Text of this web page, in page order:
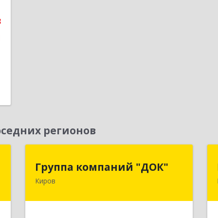
регионов
Группа компаний "ДОК"
Киров
Группа компаний "ДОК"